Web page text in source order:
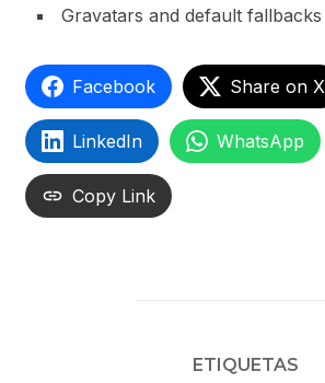
Gravatars and default fallbacks
Facebook Share on X
LinkedIn WhatsApp
Copy Link
ETIQUETAS